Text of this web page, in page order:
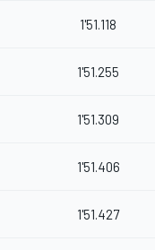
1'51.118
1'51.255
1'51.309
1'51.406
1'51.427